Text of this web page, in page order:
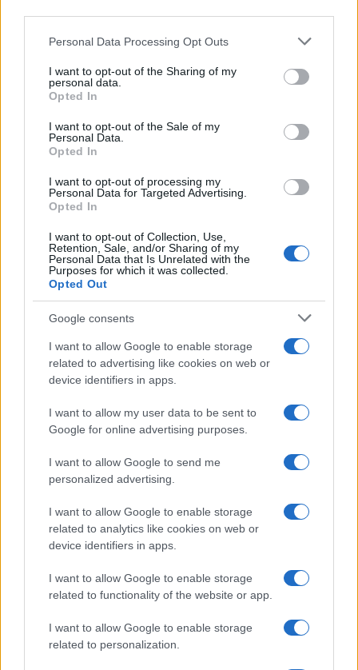
Please note that this website/app uses one or more Google
not limited to your visit or usage behaviour. You may click to
grant or deny consent to Google and its third-party tags to
use your data for below specified purposes in below Google
consent section.
Personal Data Processing Opt Outs
I want to opt-out of the Sharing of my
personal data.
Opted In
I want to opt-out of the Sale of my
Personal Data.
Opted In
I want to opt-out of processing my
Personal Data for Targeted Advertising.
Opted In
I want to opt-out of Collection, Use,
Retention, Sale, and/or Sharing of my
Personal Data that Is Unrelated with the
Purposes for which it was collected.
Opted Out
Google consents
I want to allow Google to enable storage
related to advertising like cookies on web or
device identifiers in apps.
I want to allow my user data to be sent to
Google for online advertising purposes.
I want to allow Google to send me
personalized advertising.
I want to allow Google to enable storage
related to analytics like cookies on web or
device identifiers in apps.
I want to allow Google to enable storage
related to functionality of the website or app.
I want to allow Google to enable storage
related to personalization.
Continua a leggere
NEWS
CSI Bergamo: Tra Corsi, Eventi e Protezione dei Dati
Personali
NEWS